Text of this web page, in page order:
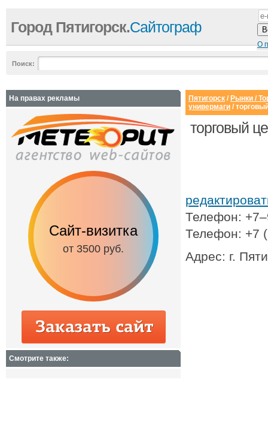
О
Город Пятигорск.Сайтограф
Поиск:
Пятигорск / Рынки /
универмаги /
торговый
Телефон:
Телефон: +7
Адрес: г.
На правах рекламы
Сайт-визитка
от 3500 руб.
Сайт с
Смотрите также: